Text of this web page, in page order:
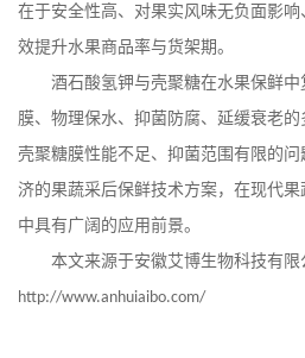
在于安全性高、对果实风味无负面影
效提升水果商品率与货架期。
酒石酸氢钾与壳聚糖在水果保鲜
膜、物理保水、抑菌防腐、延缓衰老
壳聚糖膜性能不足、抑菌范围有限的
济的果蔬采后保鲜技术方案，在现代
中具有广阔的应用前景。
本文来源于安徽艾博生物科技有限
http://www.anhuiaibo.com/